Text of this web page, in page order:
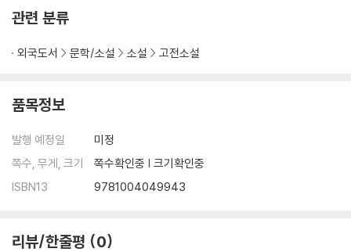
관련 분류
외국도서 문학/소설 소설 고전소설
품목정보
발행 예정일
미정
쪽수, 무게, 크기
쪽수확인중 | 크기확인중
ISBN13
9781004049943
리뷰/한줄평 0